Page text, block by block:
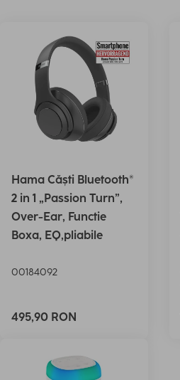
Hama Căști Bluetooth®
2 in 1 „Passion Turn”,
Over-Ear, Functie
Boxa, EQ,pliabile
00184092
495,90 RON